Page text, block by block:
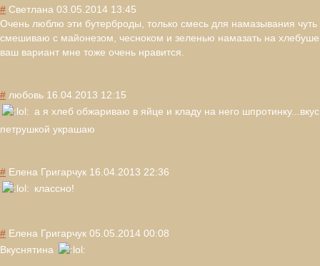
# Светлана 03.05.2014 13:45
Очень люблю эти бутерброды, только смесь для намазывания чуть
смешиваю с майонезом, чесноком и зеленью намазать на
ваш вариант мне тоже очень нравится.
# любовь 16.04.2013 12:15
а я хлеб обжариваю в яйце и кладу на него шпротинку...вку
петрушкой украшаю
# Елена Григарчук 16.04.2013 22:36
классно!
# Елена Григарчук 05.05.2014 00:08
Вкуснятина